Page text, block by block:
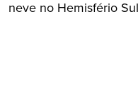
neve no Hemisfério